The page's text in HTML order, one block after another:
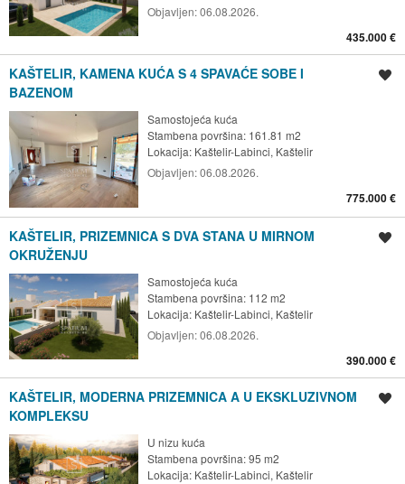
Objavljen:06.08.2026.
435.000 €
KAŠTELIR, KAMENA KUĆA S 4 SPAVAĆE SOBE I
BAZENOM
Samostojeća kuća
Stambena površina: 161.81 m2
Lokacija: Kaštelir-Labinci, Kaštelir
Objavljen:06.08.2026.
775.000 €
KAŠTELIR, PRIZEMNICA S DVA STANA U MIRNOM
OKRUŽENJU
Samostojeća kuća
Stambena površina: 112 m2
Lokacija: Kaštelir-Labinci, Kaštelir
Objavljen:06.08.2026.
390.000 €
KAŠTELIR, MODERNA PRIZEMNICA A U EKSKLUZIVNOM
KOMPLEKSU
U nizu kuća
Stambena površina: 95 m2
Lokacija: Kaštelir-Labinci, Kaštelir